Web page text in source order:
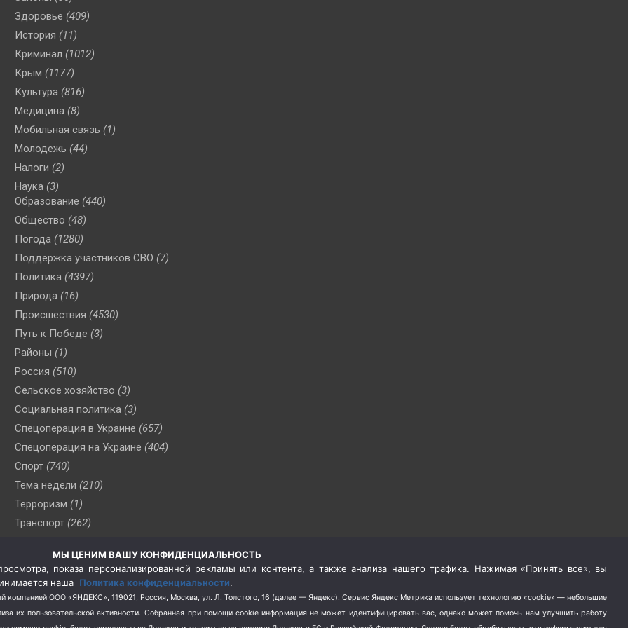
Здоровье (409)
История (11)
Криминал (1012)
Крым (1177)
Культура (816)
Медицина (8)
Мобильная связь (1)
Молодежь (44)
Налоги (2)
Наука (3)
Образование (440)
Общество (48)
Погода (1280)
Поддержка участников СВО (7)
Политика (4397)
Природа (16)
Происшествия (4530)
Путь к Победе (3)
Районы (1)
Россия (510)
Сельское хозяйство (3)
Социальная политика (3)
Спецоперация в Украине (657)
Спецоперация на Украине (404)
Спорт (740)
Тема недели (210)
Терроризм (1)
Транспорт (262)
(76)
Цены (2)
Школа и спорт (2)
Экология (8)
МЫ ЦЕНИМ ВАШУ КОНФИДЕНЦИАЛЬНОСТЬ
показа персонализированной рекламы или контента, а также анализа нашего трафика. Нажимая «Принять все», вы
наша Политика конфиденциальности.
компанией ООО «ЯНДЕКС», 119021, Россия, Москва, ул. Л. Толстого, 16 (далее — Яндекс). Сервис Яндекс Метрика использует технологию «cookie» — небольшие
их пользовательской активности. Собранная при помощи cookie информация не может идентифицировать вас, однако может помочь нам улучшить работу